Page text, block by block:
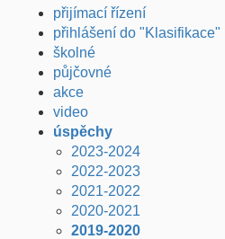
přijímací řízení
přihlášení do "Klasifikace"
školné
půjčovné
akce
video
úspěchy
2023-2024
2022-2023
2021-2022
2020-2021
2019-2020